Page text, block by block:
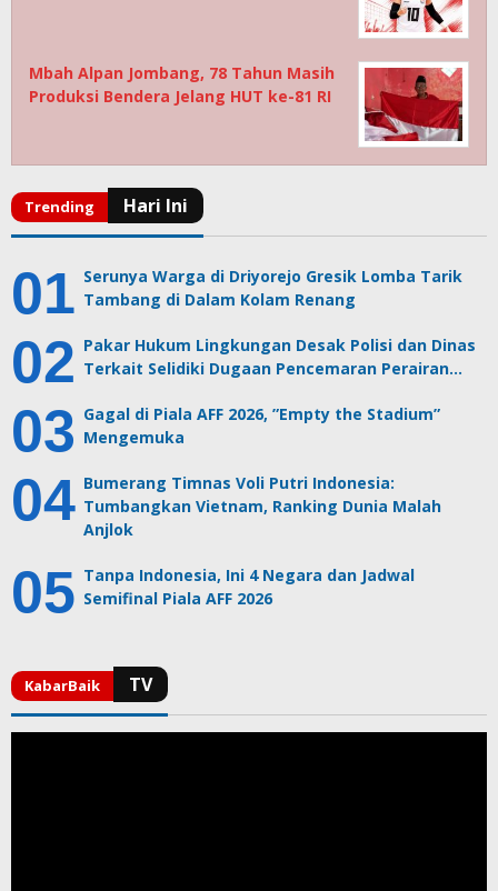
Mbah Alpan Jombang, 78 Tahun Masih
Produksi Bendera Jelang HUT ke-81 RI
Serunya Warga di Driyorejo Gresik Lomba Tarik
Tambang di Dalam Kolam Renang
Pakar Hukum Lingkungan Desak Polisi dan Dinas
Terkait Selidiki Dugaan Pencemaran Perairan…
Gagal di Piala AFF 2026, ”Empty the Stadium”
Mengemuka
Bumerang Timnas Voli Putri Indonesia:
Tumbangkan Vietnam, Ranking Dunia Malah
Anjlok
Tanpa Indonesia, Ini 4 Negara dan Jadwal
Semifinal Piala AFF 2026